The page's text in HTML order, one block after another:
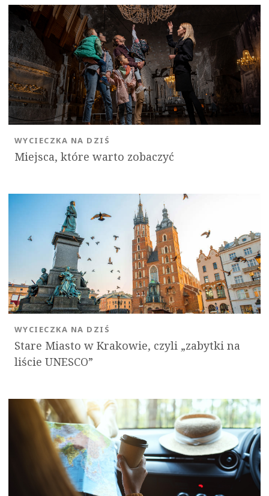
Miejsca, które warto zobaczyć
WYCIECZKA NA DZIŚ
Stare Miasto w Krakowie, czyli „zabytki na
liście UNESCO”
WYCIECZKA NA DZIŚ
OK